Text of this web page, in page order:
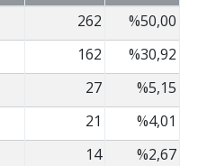
262
%50,00
162
%30,92
27
%5,15
21
%4,01
14
%2,67